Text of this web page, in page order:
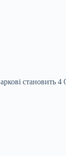
становить